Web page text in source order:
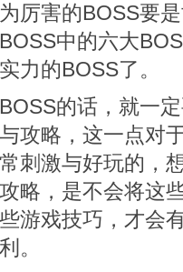
厉害的BOSS要
中的六大
力的BOSS了。
的话，就一
攻略，这一点对
刺激与好玩的，
略，是不会将这
游戏技巧，才会
。